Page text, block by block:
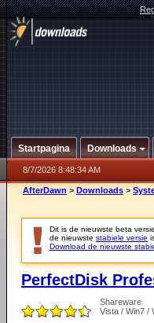
Startpagina Downloads
8/7/2026 8:48:34 AM
AfterDawn > Downloads >
Dit is de nieuwste beta
de nieuwste stabiele versie
Download de nieuwste
PerfectDisk
Shareware
Vista / Win7 /